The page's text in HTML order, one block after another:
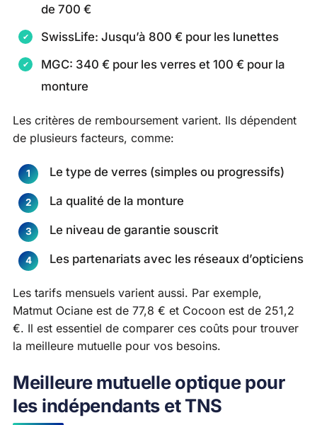
de 700 €
SwissLife: Jusqu’à 800 € pour les lunettes
MGC: 340 € pour les verres et 100 € pour la
monture
Les critères de remboursement varient. Ils dépendent
de plusieurs facteurs, comme:
Le type de verres (simples ou progressifs)
La qualité de la monture
Le niveau de garantie souscrit
Les partenariats avec les réseaux d’opticiens
Les tarifs mensuels varient aussi. Par exemple,
Matmut Ociane est de 77,8 € et Cocoon est de 251,2
€. Il est essentiel de comparer ces coûts pour trouver
la meilleure mutuelle pour vos besoins.
Meilleure mutuelle optique pour
les indépendants et TNS